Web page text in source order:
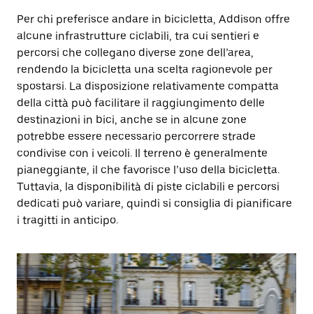
Per chi preferisce andare in bicicletta, Addison offre
alcune infrastrutture ciclabili, tra cui sentieri e
percorsi che collegano diverse zone dell’area,
rendendo la bicicletta una scelta ragionevole per
spostarsi. La disposizione relativamente compatta
della città può facilitare il raggiungimento delle
destinazioni in bici, anche se in alcune zone
potrebbe essere necessario percorrere strade
condivise con i veicoli. Il terreno è generalmente
pianeggiante, il che favorisce l’uso della bicicletta.
Tuttavia, la disponibilità di piste ciclabili e percorsi
dedicati può variare, quindi si consiglia di pianificare
i tragitti in anticipo.